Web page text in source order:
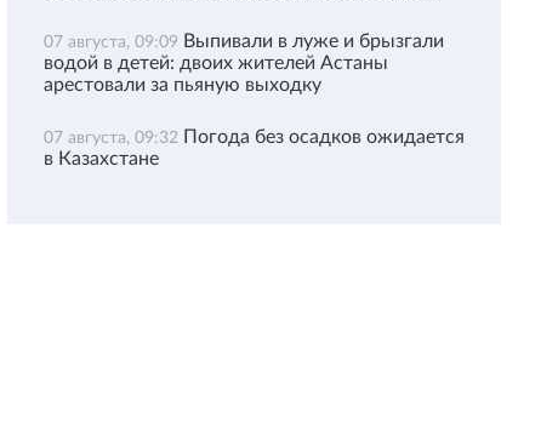
07 августа, 09:09 Выпивали в луже и брызгали
водой в детей: двоих жителей Астаны
арестовали за пьяную выходку
07 августа, 09:32 Погода без осадков ожидается
в Казахстане